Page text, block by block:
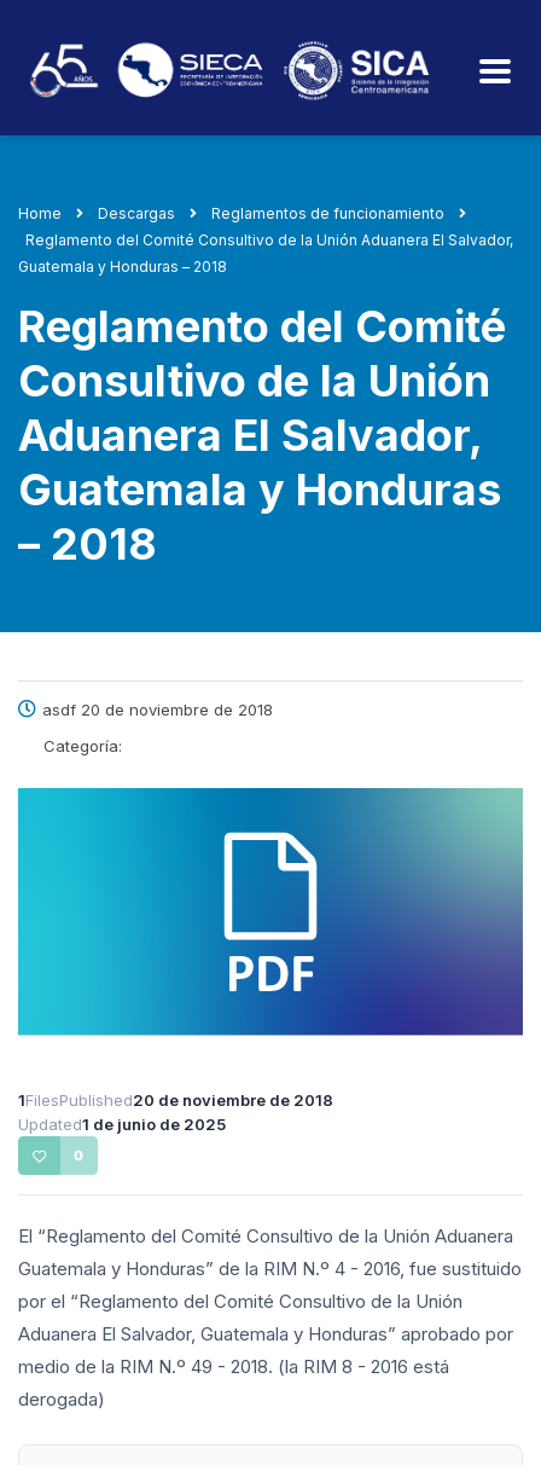
Home Descargas
Reglamentos de funcionamiento
Reglamento del Comité Consultivo de la Unión Aduanera El Salvador,
Guatemala y Honduras – 2018
Reglamento del Comité
Consultivo de la Unión
Aduanera El Salvador,
Guatemala y Honduras
– 2018
asdf 20 de noviembre de 2018
Categoría:
1FilesPublished20 de noviembre de 2018
Updated1 de junio de 2025
0
El “Reglamento del Comité Consultivo de la Unión Aduanera
Guatemala y Honduras” de la RIM N.º 4 - 2016, fue sustituido
por el “Reglamento del Comité Consultivo de la Unión
Aduanera El Salvador, Guatemala y Honduras” aprobado por
medio de la RIM N.º 49 - 2018. (la RIM 8 - 2016 está
derogada)